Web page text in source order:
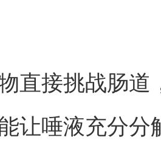
直接挑战肠道
让唾液充分分